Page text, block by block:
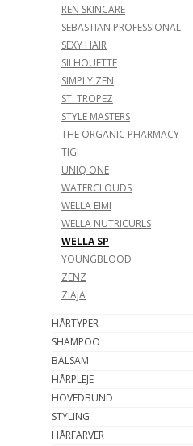
REN SKINCARE
SEBASTIAN PROFESSIONAL
SEXY HAIR
SILHOUETTE
SIMPLY ZEN
ST. TROPEZ
STYLE MASTERS
THE ORGANIC PHARMACY
TIGI
UNIQ ONE
WATERCLOUDS
WELLA EIMI
WELLA NUTRICURLS
WELLA SP
YOUNGBLOOD
ZENZ
ZIAJA
HÅRTYPER
SHAMPOO
BALSAM
HÅRPLEJE
HOVEDBUND
STYLING
HÅRFARVER